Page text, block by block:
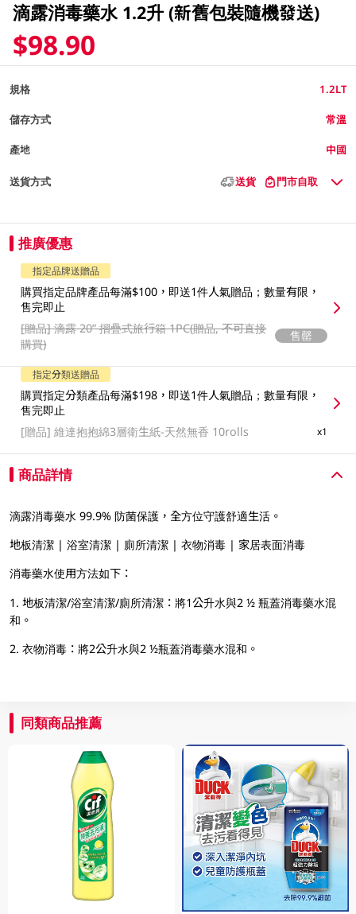
滴露消毒藥水 1.2升 (新舊包裝隨機發送)
$98.90
規格 1.2LT
儲存方式 常溫
產地 中國
送貨方式 送貨 門市自取
推廣優惠
指定品牌送贈品
購買指定品牌產品每滿$100，即送1件人氣贈品；數量有限，
售完即止
[贈品]滴露 20” 摺疊式旅行箱 1PC(贈品, 不可直接
購買)
售罄
指定分類送贈品
購買指定分類產品每滿$198，即送1件人氣贈品；數量有限，
售完即止
[贈品]維達抱抱綿3層衛生紙-天然無香 10rolls x1
商品詳情
滴露消毒藥水 99.9% 防菌保護，全方位守護舒適生活。
地板清潔 | 浴室清潔 | 廁所清潔 | 衣物消毒 | 家居表面消毒
消毒藥水使用方法如下：
1. 地板清潔/浴室清潔/廁所清潔：將1公升水與2 ½ 瓶蓋消毒藥水混
和。
2. 衣物消毒：將2公升水與2 ½瓶蓋消毒藥水混和。
同類商品推薦